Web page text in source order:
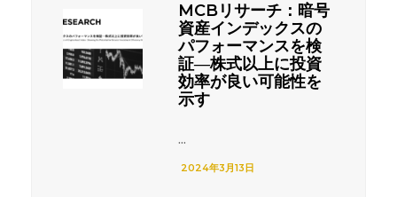
MCBリサーチ：暗号
資産インデックスの
パフォーマンスを検
証―株式以上に投資
効率が良い可能性を
示す
...
2024年3月13日